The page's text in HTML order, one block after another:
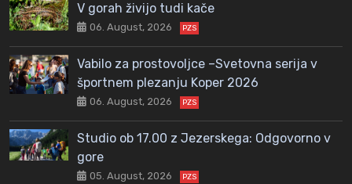
V gorah živijo tudi kače
06. August, 2026 PZS
Vabilo za prostovoljce –Svetovna serija v
športnem plezanju Koper 2026
06. August, 2026 PZS
Studio ob 17.00 z Jezerskega: Odgovorno v
gore
05. August, 2026 PZS